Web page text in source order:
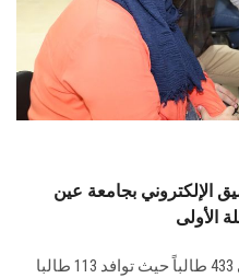
الإلكتروني بجامعة عين
الأولى
استقبلت معامل التنسيق الإلكتروني 433 طالباً حيث توافد 113 طالبا